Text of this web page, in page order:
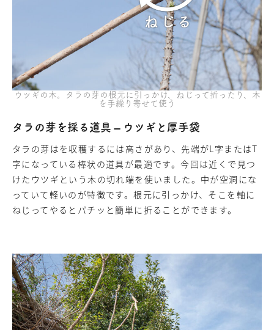
ウツギの木。タラの芽の根元に引っかけ、ねじって折ったり、木
を手繰り寄せて使う
タラの芽を採る道具 – ウツギと厚手袋
タラの芽はを収穫するには高さがあり、先端がL字またはT
字になっている棒状の道具が最適です。今回は近くで見つ
けたウツギという木の切れ端を使いました。中が空洞にな
っていて軽いのが特徴です。根元に引っかけ、そこを軸に
ねじってやるとパチッと簡単に折ることができます。